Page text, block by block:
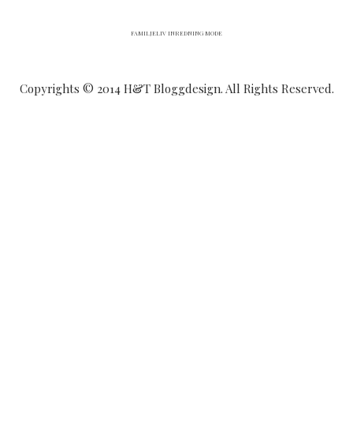
FAMILJELIV INREDNING MODE
Copyrights © 2014 H&T Bloggdesign. All Rights Reserved.